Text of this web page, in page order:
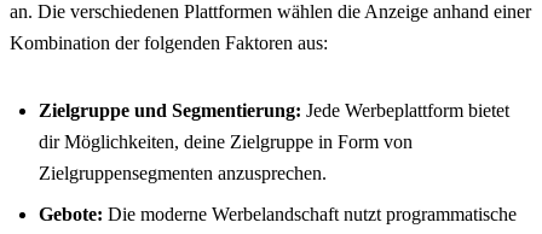
an. Die verschiedenen Plattformen wählen die Anzeige anhand einer
Kombination der folgenden Faktoren aus:
Zielgruppe und Segmentierung: Jede Werbeplattform bietet
dir Möglichkeiten, deine Zielgruppe in Form von
Zielgruppensegmenten anzusprechen.
Gebote: Die moderne Werbelandschaft nutzt programmatische